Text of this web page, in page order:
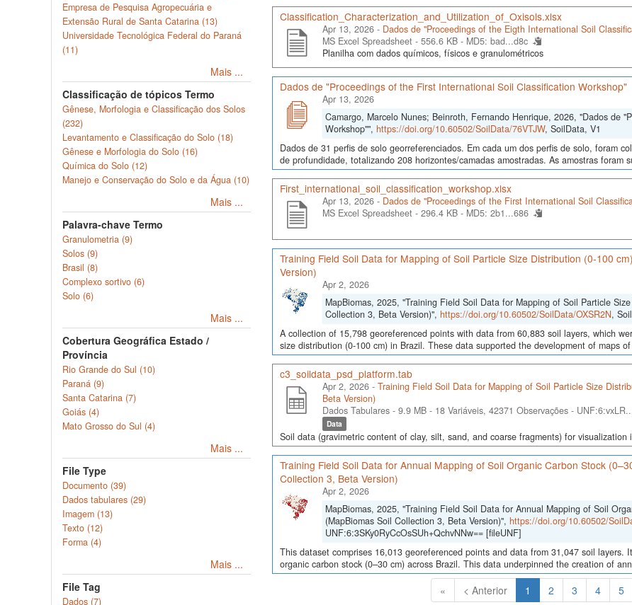
Empresa de Pesquisa Agropecuária e
Extensão Rural de Santa Catarina (13)
Universidade Tecnológica Federal do Paraná
(11)
Mais ...
Classificação de tópicos Termo
Gênese, Morfologia e Classificação dos Solos
(232)
Levantamento e Classificação do Solo (18)
Gênese e Morfologia do Solo (16)
Química do Solo (12)
Manejo e Conservação do Solo e da Água (10)
Mais ...
Palavra-chave Termo
Granulometria (9)
Solos (9)
Brasil (8)
Complexo sortivo (6)
Solo (6)
Mais ...
Cobertura Geográfica Estado /
Província
Rio Grande do Sul (10)
Paraná (9)
Santa Catarina (7)
Goiás (4)
Mato Grosso do Sul (4)
Mais ...
File Type
Documento (39)
Dados tabulares (29)
Imagem (13)
Texto (12)
Forma (4)
Mais ...
File Tag
Dados (7)
Classification_Characterization_and_Utilization_of_Oxisols.xlsx
Apr 13, 2026 - Dados de "Proceedings of the Eigth International Soil
MS Excel Spreadsheet - 556.6 KB - MD5: bad...d8c
Planilha com dados químicos, físicos e granulométricos
Dados de "Proceedings of the First International Soil Classification Workshop"
Apr 13, 2026
Camargo, Marcelo Nunes; Beinroth, Fernando Henrique, 2026, "Dados de
Workshop"", https://doi.org/10.60502/SoilData/76VTJW, SoilData, V1
Dados de 31 perfis de solo georreferenciados. Em cada um dos perfis de solo, foram
de profundidade, totalizando 208 horizontes/camadas amostradas. As amostras
First_international_soil_classification_workshop.xlsx
Apr 13, 2026 - Dados de "Proceedings of the First International Soil
MS Excel Spreadsheet - 296.4 KB - MD5: 2b1...686
Training Field Soil Data for Mapping of Soil Particle Size Distribution (0-100
Version)
Apr 2, 2026
MapBiomas, 2025, "Training Field Soil Data for Mapping of Soil Particle
Collection 3, Beta Version)", https://doi.org/10.60502/SoilData/OXSR2N,
A collection of 15,798 georeferenced points with data from 60,883 soil layers, which
size distribution (0-100 cm) in Brazil. These data supported the development of maps
c3_soildata_psd_platform.tab
Apr 2, 2026 - Training Field Soil Data for Mapping of Soil Particle Size
Beta Version)
Dados Tabulares - 9.9 MB- 18 Variáveis, 42371 Observações -
Data
Soil data (gravimetric content of clay, silt, sand, and coarse fragments) for visualization
Training Field Soil Data for Annual Mapping of Soil Organic Carbon Stock
Collection 3, Beta Version)
Apr 2, 2026
MapBiomas, 2025, "Training Field Soil Data for Annual Mapping of Soil
(MapBiomas Soil Collection 3, Beta Version)", https://doi.org/10.60502/
UNF:6:3SKy0RyCcOsSUh+QchvNNw== [fileUNF]
This dataset comprises 16,013 georeferenced points and data from 31,047 soil
organic carbon stock (0–30 cm) across Brazil. This data underpinned the creation of
« < Anterior 1 (Atual)
2 3 4 5